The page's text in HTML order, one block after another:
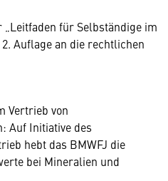
für Selbständige im
Auflage an die rechtlichen
Vertrieb von
Auf Initiative des
hebt das BMWFJ die
bei Mineralien und